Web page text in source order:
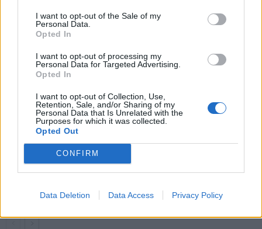
I want to opt-out of the Sale of my
Personal Data.
Opted In
I want to opt-out of processing my
Personal Data for Targeted Advertising.
Opted In
I want to opt-out of Collection, Use,
Retention, Sale, and/or Sharing of my
Personal Data that Is Unrelated with the
Purposes for which it was collected.
Opted Out
CONFIRM
Data Deletion Data Access Privacy Policy
VÍCE OD AUTORA
Dnes se v Příbrami otevře výstava
Rovnováha života. Vernisáž nabídne
i hudební a básnický program
Festival hudby na zámku Dobříš sází na
jedinečnou atmosféru. Klasiku propojí
s dalšími žánry i rodinným programem
Fesťáczek Presents poprvé míří do
divadlo i tvořivé dílny